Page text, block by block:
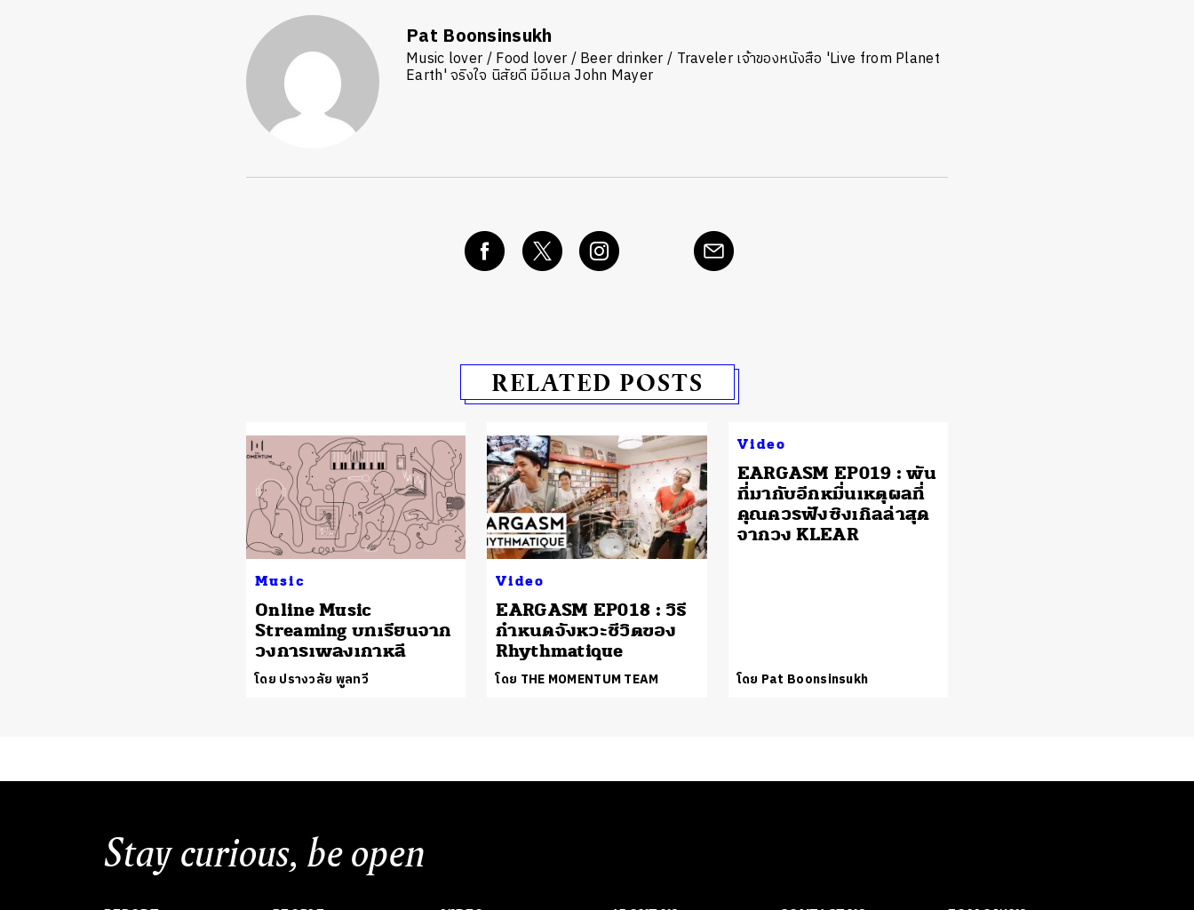
Pat Boonsinsukh
Music lover / Food lover / Beer drinker / Traveler เจ้าของหนังสือ 'Live from Planet
Earth' จริงใจ นิสัยดี มีอีเมล John Mayer
RELATED POSTS
Music
Online Music
Streaming บทเรียนจาก
วงการเพลงเกาหลี
โดย ปรางวลัย พูลทวี
Video
EARGASM EP018 : วิธี
กำหนดจังหวะชีวิตของ
Rhythmatique
โดย THE MOMENTUM TEAM
Video
EARGASM EP019 : พัน
ที่มากับอีกหมื่นเหตุผลที่
คุณควรฟังซิงเกิลล่าสุด
จากวง KLEAR
โดย Pat Boonsinsukh
Stay curious, be open